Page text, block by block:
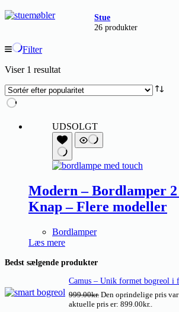
Stue
26 produkter
Filter
Viser 1 resultat
UDSOLGT
Modern – Bordlamper
Knap – Flere modeller
Bordlamper
Læs mere
Bedst sælgende produkter
Camus – Unik formet bogreol i
999.00kr. Den oprindelige pris
aktuelle pris er: 899.00kr..